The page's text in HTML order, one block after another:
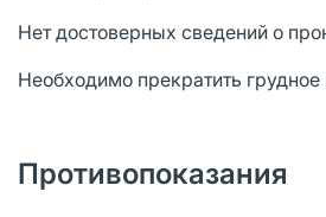
Нет достоверных сведений о
Необходимо прекратить
Противопоказания